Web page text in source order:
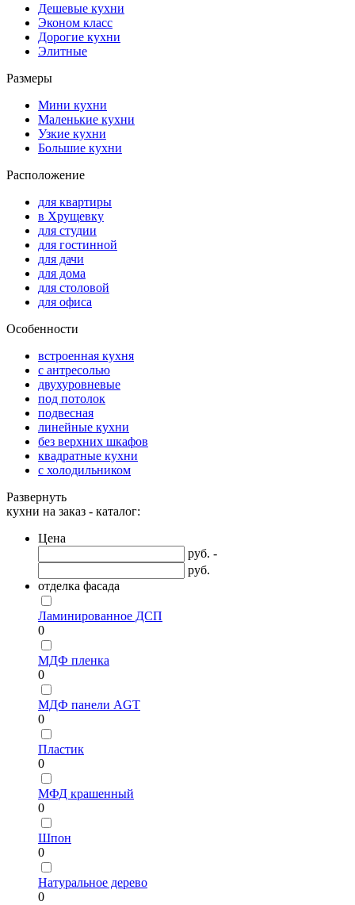
Дешевые кухни
Эконом класс
Дорогие кухни
Элитные
Размеры
Мини кухни
Маленькие кухни
Узкие кухни
Большие кухни
Расположение
для квартиры
в Хрущевку
для студии
для гостинной
для дачи
для дома
для столовой
для офиса
Особенности
встроенная кухня
с антресолью
двухуровневые
под потолок
подвесная
линейные кухни
без верхних шкафов
квадратные кухни
с холодильником
Развернуть
кухни на заказ - каталог:
Цена
руб. -
руб.
отделка фасада
Ламинированное ДСП
0
МДФ пленка
0
МДФ панели AGT
0
Пластик
0
МФД крашенный
0
Шпон
0
Натуральное дерево
0